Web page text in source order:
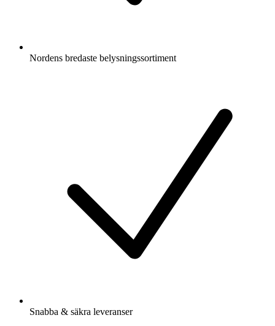
Nordens bredaste belysningssortiment
Snabba & säkra leveranser